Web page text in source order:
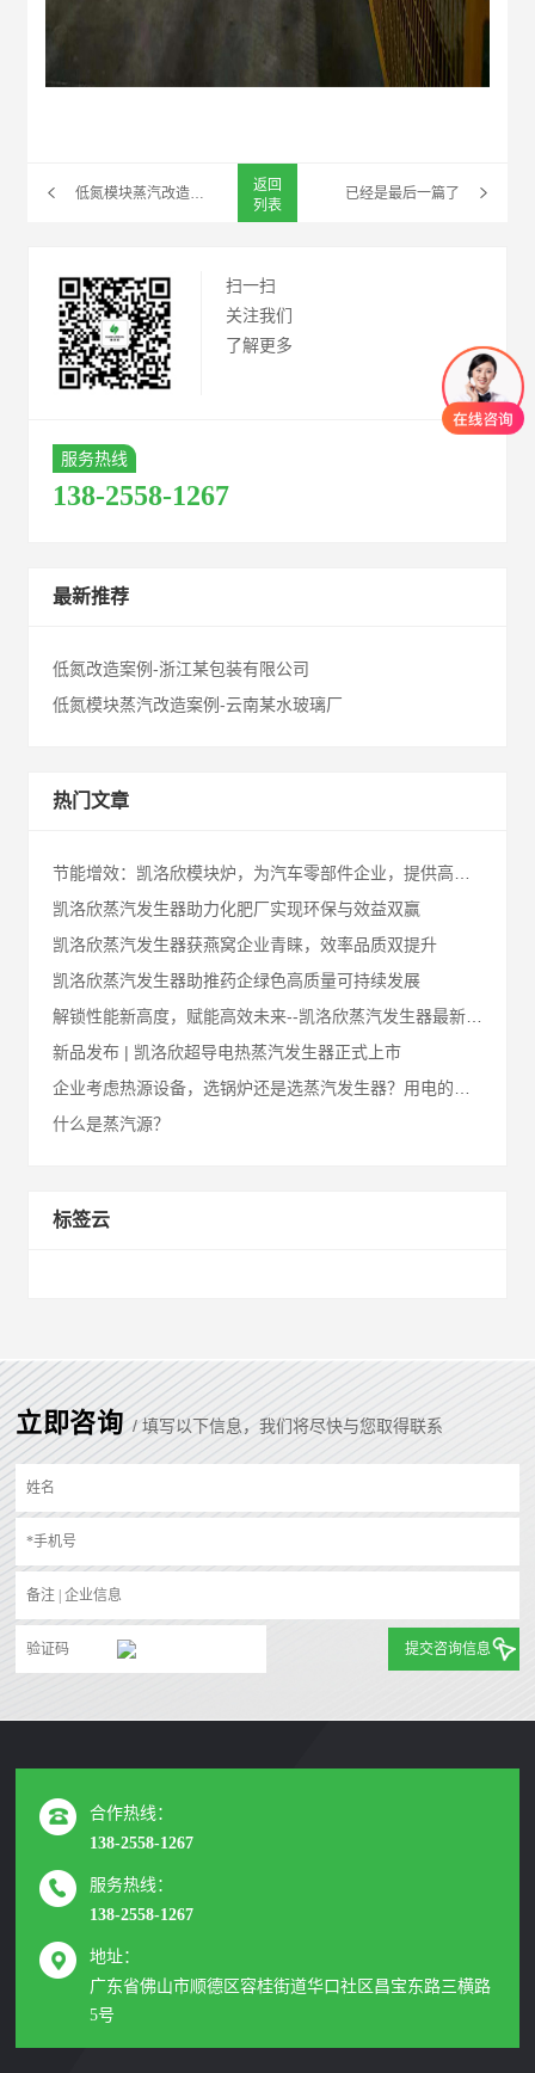
低氮模块蒸汽改造案例-云南某水玻璃厂
返回
列表
已经是最后一篇了
扫一扫
关注我们
了解更多
服务热线
138-2558-1267
最新推荐
低氮改造案例-浙江某包装有限公司
低氮模块蒸汽改造案例-云南某水玻璃厂
热门文章
凯洛欣蒸汽发生器助力化肥厂实现环保与效益双赢
凯洛欣蒸汽发生器获燕窝企业青睐，效率品质双提升
凯洛欣蒸汽发生器助推药企绿色高质量可持续发展
解锁性能新高度，赋能高效未来--凯洛欣蒸汽发生器最新升级汇总
新品发布 | 凯洛欣超导电热蒸汽发生器正式上市
什么是蒸汽源？
标签云
立即咨询 / 填写以下信息，我们将尽快与您取得联系
提交咨询信息
合作热线：
138-2558-1267
服务热线：
138-2558-1267
地址：
广东省佛山市顺德区容桂街道华口社区昌宝东路三横路
5号